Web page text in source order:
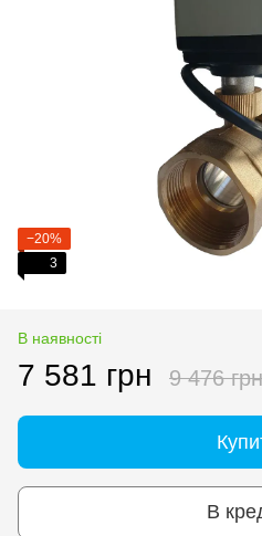
−20%
3
В наявності
7 581 грн 9 476 грн
В